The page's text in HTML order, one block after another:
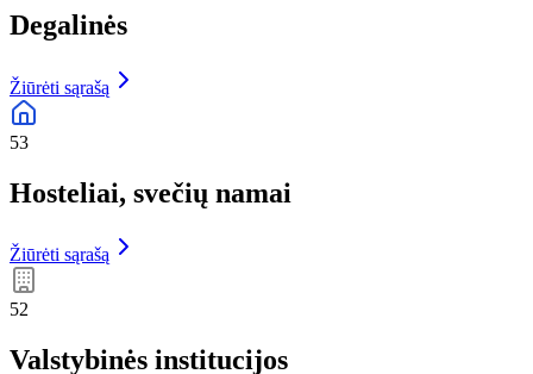
Degalinės
Žiūrėti sąrašą
53
Hosteliai, svečių namai
Žiūrėti sąrašą
52
Valstybinės institucijos